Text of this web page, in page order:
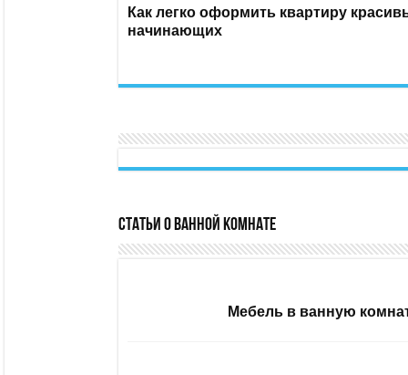
Как легко оформить квартиру
начинающих
Статьи о ванной комнате
Мебель в ванную